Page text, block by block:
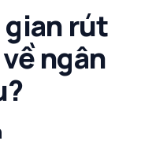
gian rút
ngân